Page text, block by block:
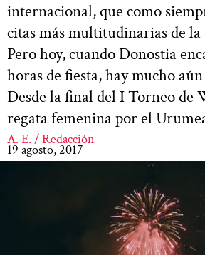
internacional, que como
citas más multitudinarias de la
Pero hoy, cuando Donostia
horas de fiesta, hay mucho
Desde la final del I Torneo de
regata femenina por el
A. E. / Redacción
19 agosto, 2017